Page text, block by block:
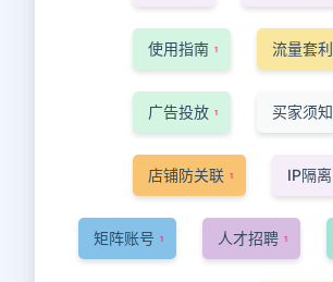
使用指南 1 流量套利
广告投放 1 买家须知
店铺防关联 1 IP隔离
矩阵账号 1 人才招聘 1